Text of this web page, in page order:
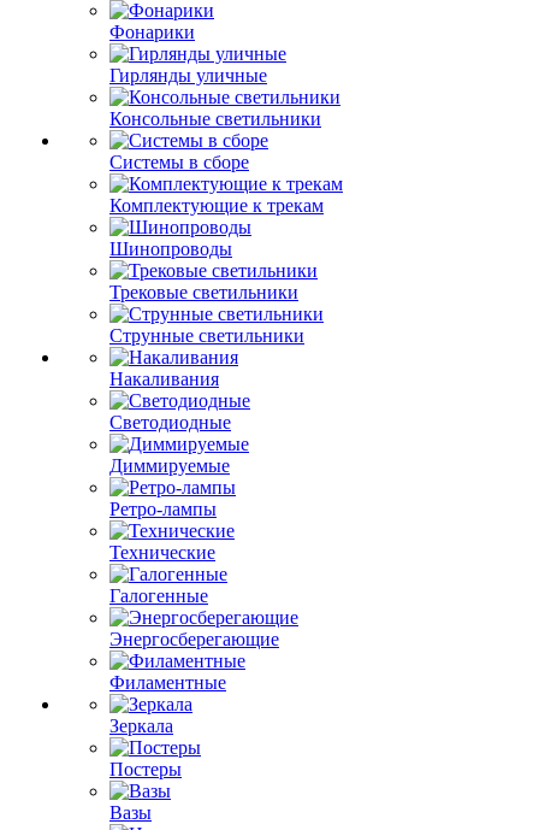
Фонарики
Гирлянды уличные
Консольные светильники
Системы в сборе
Комплектующие к трекам
Шинопроводы
Трековые светильники
Струнные светильники
Накаливания
Светодиодные
Диммируемые
Ретро-лампы
Технические
Галогенные
Энергосберегающие
Филаментные
Зеркала
Постеры
Вазы